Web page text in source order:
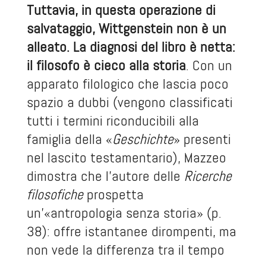
Tuttavia, in questa operazione di
salvataggio, Wittgenstein non è un
alleato. La diagnosi del libro è netta:
il filosofo è cieco alla storia. Con un
apparato filologico che lascia poco
spazio a dubbi (vengono classificati
tutti i termini riconducibili alla
famiglia della «Geschichte» presenti
nel lascito testamentario), Mazzeo
dimostra che l’autore delle Ricerche
filosoficheprospetta
un’«antropologia senza storia» (p.
38): offre istantanee dirompenti, ma
non vede la differenza tra il tempo